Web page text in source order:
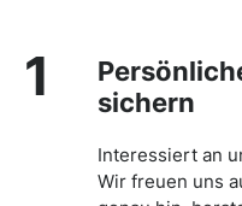
1
sichern
Interessiert an
Wir freuen uns